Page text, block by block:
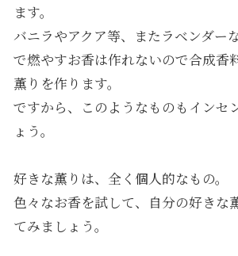
ます。
バニラやアクア等、またラベンダー
で燃やすお香は作れないので合成香
薫りを作ります。
ですから、このようなものもインセ
ょう。
好きな薫りは、全く個人的なもの。
色々なお香を試して、自分の好きな
てみましょう。